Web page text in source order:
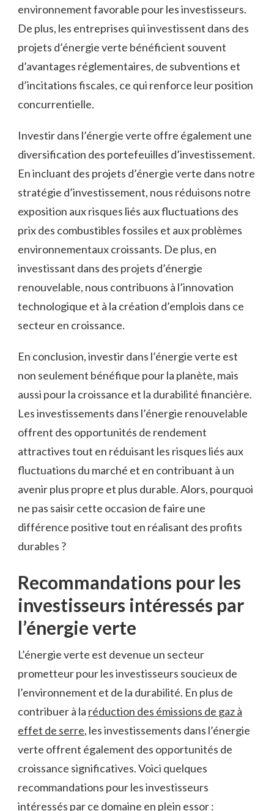
environnement favorable pour les investisseurs.
De plus, les entreprises qui investissent dans des
projets d’énergie verte bénéficient souvent
d’avantages réglementaires, de subventions et
d’incitations fiscales,⁣ ce qui renforce leur‍ position
concurrentielle.
Investir dans l’énergie verte⁢ offre également une
diversification des portefeuilles d’investissement.
En incluant des projets d’énergie verte dans ⁤notre
stratégie d’investissement, nous réduisons ⁣notre
exposition aux risques liés aux fluctuations des
prix des combustibles fossiles et aux problèmes
environnementaux croissants. De plus, en
investissant ⁣dans des projets ‌d’énergie
renouvelable,⁣ nous contribuons à l’innovation
technologique et⁤ à la création d’emplois ‍dans ce
secteur en croissance.
En conclusion, investir dans l’énergie verte‌ est‍
non ‌seulement bénéfique pour ‍la planète, mais
aussi pour la croissance et la durabilité financière.
Les ‍investissements dans l’énergie renouvelable
offrent des ⁣opportunités de rendement
attractives tout en ⁢réduisant les risques liés aux
fluctuations du marché et en contribuant à un
avenir plus ‌propre et⁢ plus⁤ durable. Alors, pourquoi​
ne⁤ pas saisir cette occasion ‌de faire une
différence positive tout⁣ en réalisant des profits
durables ?
Recommandations pour les
investisseurs intéressés par
l’énergie verte
L’énergie verte est devenue un secteur
⁣prometteur pour ‌les investisseurs⁤ soucieux de
l’environnement et de la durabilité. En plus de
contribuer⁢ à la réduction⁣ des émissions de gaz à
effet de ⁣serre, les investissements dans‌ l’énergie
verte offrent également‌ des opportunités de
croissance ⁢significatives. Voici quelques
recommandations pour les investisseurs
intéressés par ce domaine en plein ⁤essor :